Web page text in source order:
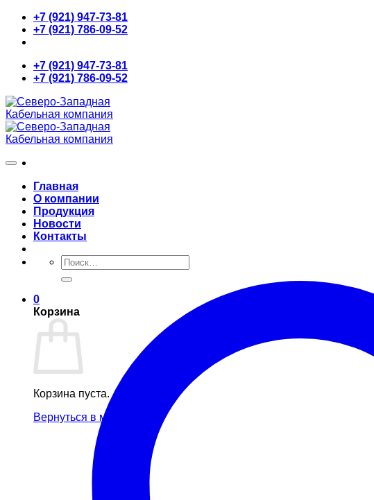
Skip
content
+7 (921) 947-73-81
+7 (921) 786-09-52
+7 (921) 947-73-81
+7 (921) 786-09-52
Главная
О компании
Продукция
Новости
Контакты
Искать:
0
Корзина
Корзина пуста.
Вернуться в магазин